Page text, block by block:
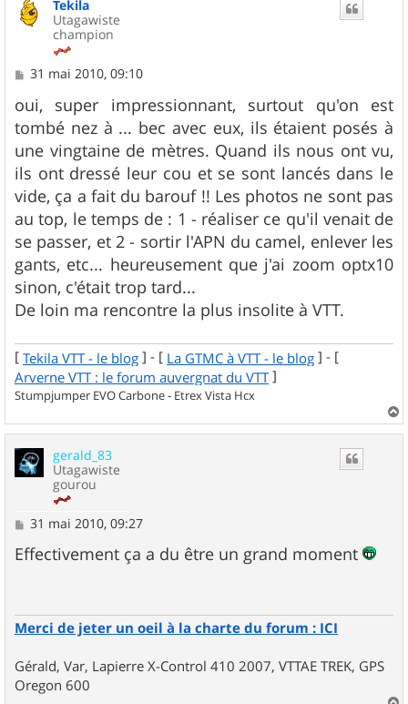
Tekila
Utagawiste
champion
M
s
s
a
g
e
31 mai 2010, 09:10
oui, super impressionnant, surtout qu'on est
tombé nez à ... bec avec eux, ils étaient posés à
une vingtaine de mètres. Quand ils nous ont vu,
ils ont dressé leur cou et se sont lancés dans le
vide, ça a fait du barouf !! Les photos ne sont pas
au top, le temps de : 1 - réaliser ce qu'il venait de
se passer, et 2 - sortir l'APN du camel, enlever les
gants, etc... heureusement que j'ai zoom optx10
sinon, c'était trop tard...
De loin ma rencontre la plus insolite à VTT.
[ Tekila VTT - le blog ] - [ La GTMC à VTT - le blog ] - [
Arverne VTT : le forum auvergnat du VTT ]
Stumpjumper EVO Carbone - Etrex Vista Hcx
a
gerald_83
Utagawiste
gourou
M
s
s
31 mai 2010, 09:27
Effectivement ça a du être un grand moment
Merci de jeter un oeil à la charte du forum : ICI
Gérald, Var, Lapierre X-Control 410 2007, VTTAE TREK, GPS
Oregon 600